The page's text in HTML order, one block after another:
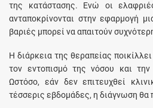
της κατάστασης. Ενώ οι
ανταποκρίνονται στην εφαρμογή
βαριές μπορεί να απαιτούν
Η διάρκεια της θεραπείας
τον εντοπισμό της νόσου και
Ωστόσο, εάν δεν επιτευχθεί
τέσσερις εβδομάδες, η διάγνωση θα